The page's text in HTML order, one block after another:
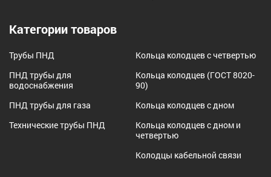
Категории товаров
Трубы ПНД
ПНД трубы для
водоснабжения
ПНД трубы для газа
Технические трубы ПНД
Кольца колодцев с четвертью
Кольца колодцев (ГОСТ 8020-
90)
Кольца колодцев с дном
Кольца колодцев с дном и
четвертью
Колодцы кабельной связи